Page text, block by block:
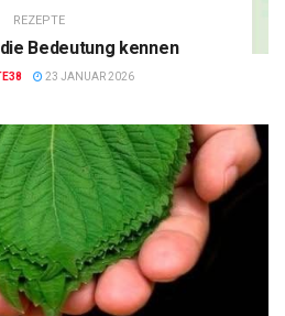
REZEPTE
Bedeutung kennen
23 JANUAR 2026